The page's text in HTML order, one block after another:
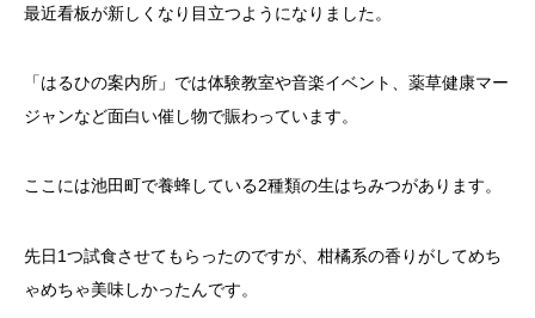
最近看板が新しくなり目立つようになりました。
「はるひの案内所」では体験教室や音楽イベント、薬草健康マー
ジャンなど面白い催し物で賑わっています。
ここには池田町で養蜂している2種類の生はちみつがあります。
先日1つ試食させてもらったのですが、柑橘系の香りがしてめち
ゃめちゃ美味しかったんです。